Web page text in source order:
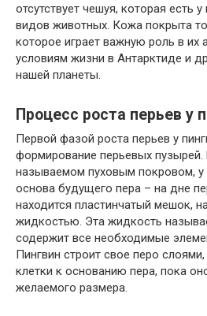
отсутствует чешуя, которая есть
видов животных. Кожа покрыта
которое играет важную роль в их
условиям жизни в Антарктиде и
нашей планеты.
Процесс роста перьев у
Первой фазой роста перьев у
формирование перьевых пузырей.
называемом пуховым покровом, у
основа будущего пера – на дне
находится пластинчатый мешок,
жидкостью. Эта жидкость
содержит все необходимые
Пингвин строит свое перо
клетки к основанию пера, пока
желаемого размера.